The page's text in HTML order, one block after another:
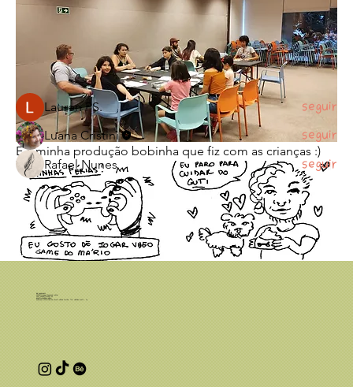
E a minha produção bobinha que fiz com as crianças :)
Agora meus alunos mais velhos (de idade e de tempo de
membros
Lauren PS. Seguir
Luana Cristini Seguir
Rafael Nunes
Seguir
Ver todos os membros (3)